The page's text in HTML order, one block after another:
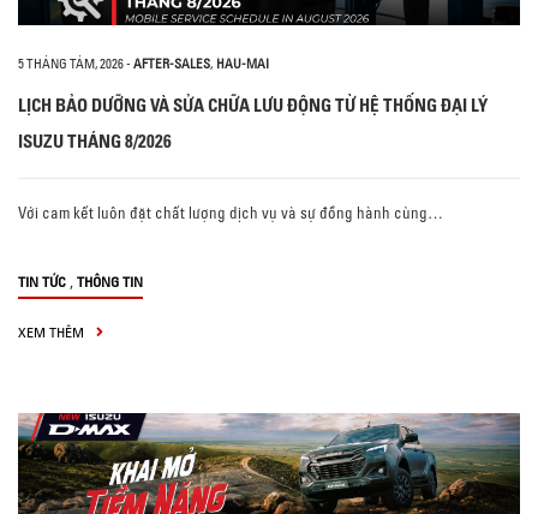
5 THÁNG TÁM, 2026- AFTER-SALES, HAU-MAI
LỊCH BẢO DƯỠNG VÀ SỬA CHỮA LƯU ĐỘNG TỪ HỆ THỐNG ĐẠI LÝ
ISUZU THÁNG 8/2026
Với cam kết luôn đặt chất lượng dịch vụ và sự đồng hành cùng…
TIN TỨC , THÔNG TIN
XEM THÊM